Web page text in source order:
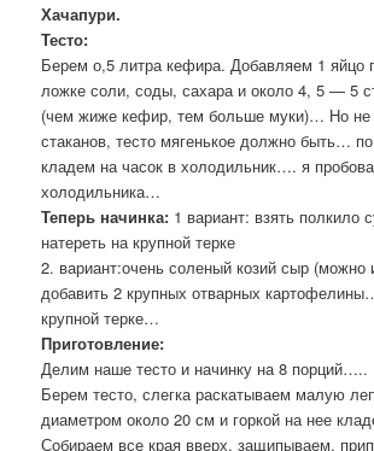
Хачапури.
Тесто:
Берем о,5 литра кефира. Добавляем 1 яйцо
ложке соли, соды, сахара и около 4, 5 — 5
(чем жиже кефир, тем больше муки)… Но не
стаканов, тесто мягенькое должно быть…
кладем на часок в холодильник…. я
холодильника…
Теперь начинка: 1 вариант: взять полкило
натереть на крупной терке
2. вариант:очень соленый козий сыр (можно
добавить 2 крупных отварных
крупной терке…
Приготовление:
Делим наше тесто и начинку на 8 порций…..
Берем тесто, слегка раскатываем малую
диаметром около 20 см и горкой на нее
Собираем все края вверх, защипываем,